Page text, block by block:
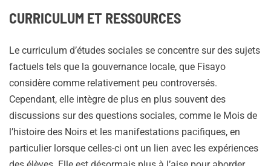
CURRICULUM ET RESSOURCES
Le curriculum d’études sociales se concentre sur des sujets
factuels tels que la gouvernance locale, que Fisayo
considère comme relativement peu controversés.
Cependant, elle intègre de plus en plus souvent des
discussions sur des questions sociales, comme le Mois de
l’histoire des Noirs et les manifestations pacifiques, en
particulier lorsque celles-ci ont un lien avec les expériences